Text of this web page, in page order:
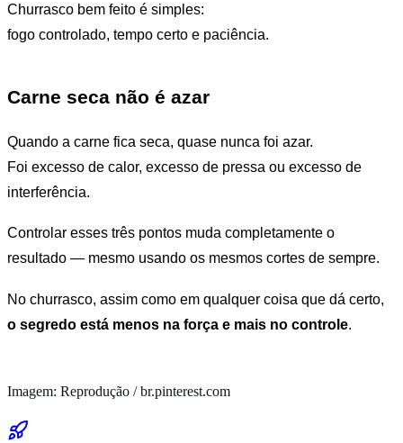
Churrasco bem feito é simples:
fogo controlado, tempo certo e paciência.
Carne seca não é azar
Quando a carne fica seca, quase nunca foi azar.
Foi excesso de calor, excesso de pressa ou excesso de
interferência.
Controlar esses três pontos muda completamente o
resultado — mesmo usando os mesmos cortes de sempre.
No churrasco, assim como em qualquer coisa que dá certo,
o segredo está menos na força e mais no controle.
Imagem: Reprodução / br.pinterest.com